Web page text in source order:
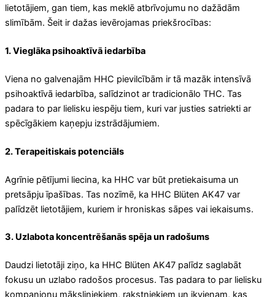
lietotājiem, gan tiem, kas meklē atbrīvojumu no dažādām
slimībām. Šeit ir dažas ievērojamas priekšrocības:
1. Vieglāka psihoaktīvā iedarbība
Viena no galvenajām HHC pievilcībām ir tā mazāk intensīvā
psihoaktīvā iedarbība, salīdzinot ar tradicionālo THC. Tas
padara to par lielisku iespēju tiem, kuri var justies satriekti ar
spēcīgākiem kaņepju izstrādājumiem.
2. Terapeitiskais potenciāls
Agrīnie pētījumi liecina, ka HHC var būt pretiekaisuma un
pretsāpju īpašības. Tas nozīmē, ka HHC Blüten AK47 var
palīdzēt lietotājiem, kuriem ir hroniskas sāpes vai iekaisums.
3. Uzlabota koncentrēšanās spēja un radošums
Daudzi lietotāji ziņo, ka HHC Blüten AK47 palīdz saglabāt
fokusu un uzlabo radošos procesus. Tas padara to par lielisku
kompanjonu māksliniekiem, rakstniekiem un ikvienam, kas